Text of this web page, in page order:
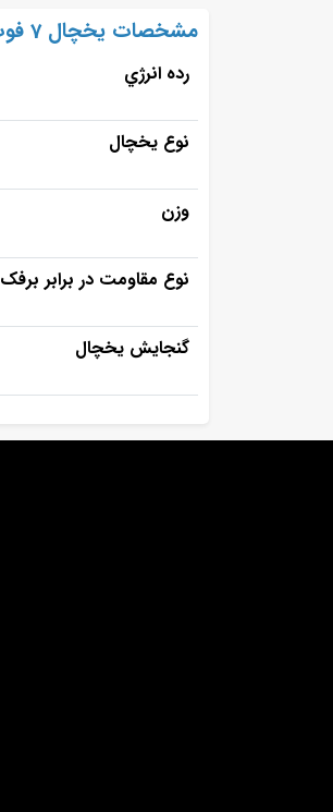
مشخصات یخچال 7 فوت سینجر مدل R1150
رده انرژي
نوع یخچال
وزن
نوع مقاومت در برابر برفک
گنجایش یخچال